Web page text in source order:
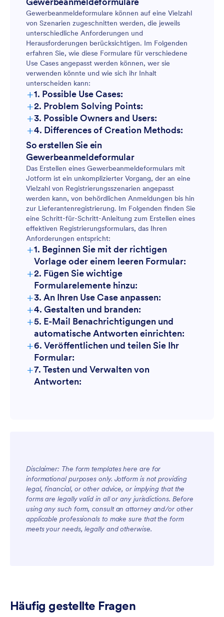
Gewerbeanmeldeformulare können auf eine Vielzahl
von Szenarien zugeschnitten werden, die jeweils
unterschiedliche Anforderungen und
Herausforderungen berücksichtigen. Im Folgenden
erfahren Sie, wie diese Formulare für verschiedene
Use Cases angepasst werden können, wer sie
verwenden könnte und wie sich ihr Inhalt
unterscheiden kann:
+1. Possible Use Cases:
+2. Problem Solving Points:
+3. Possible Owners and Users:
+4. Differences of Creation Methods:
So erstellen Sie ein
Gewerbeanmeldeformular
Das Erstellen eines Gewerbeanmeldeformulars mit
Jotform ist ein unkomplizierter Vorgang, der an eine
Vielzahl von Registrierungsszenarien angepasst
werden kann, von behördlichen Anmeldungen bis hin
zur Lieferantenregistrierung. Im Folgenden finden Sie
eine Schritt-für-Schritt-Anleitung zum Erstellen eines
effektiven Registrierungsformulars, das Ihren
Anforderungen entspricht:
+1. Beginnen Sie mit der richtigen
Vorlage oder einem leeren Formular:
+2. Fügen Sie wichtige
Formularelemente hinzu:
+3. An Ihren Use Case anpassen:
+4. Gestalten und branden:
+5. E-Mail Benachrichtigungen und
automatische Antworten einrichten:
+6. Veröffentlichen und teilen Sie Ihr
Formular:
+7. Testen und Verwalten von
Antworten:
Disclaimer: The form templates here are for
informational purposes only. Jotform is not providing
legal, financial, or other advice, or implying that the
forms are legally valid in all or any jurisdictions. Before
using any such form, consult an attorney and/or other
applicable professionals to make sure that the form
meets your needs, legally and otherwise.
Häufig gestellte Fragen